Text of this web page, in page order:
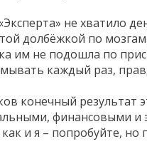
не хватило
долбёжкой по
им не подошла по
каждый раз,
конечный результат
финансовыми и
и я – попробуйте,